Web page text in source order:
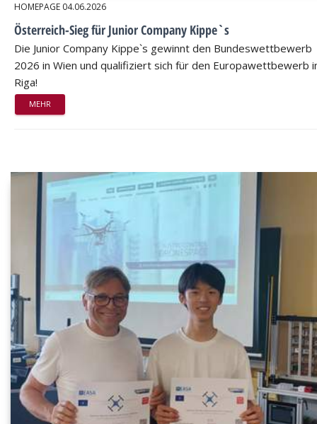
HOMEPAGE 04.06.2026
Österreich-Sieg für Junior Company Kippe`s
Die Junior Company Kippe`s gewinnt den Bundeswettbewerb
2026 in Wien und qualifiziert sich für den Europawettbewerb
Riga!
MEHR